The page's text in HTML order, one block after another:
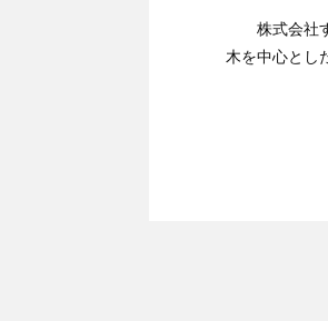
株式会社
木を中心とし